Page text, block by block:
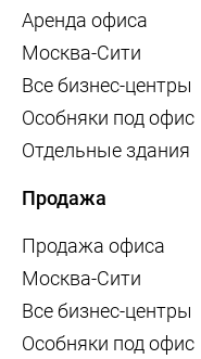
Аренда офиса
Москва-Сити
Все бизнес-центры
Особняки под офис
Отдельные здания
Продажа
Продажа офиса
Москва-Сити
Все бизнес-центры
Особняки под офис